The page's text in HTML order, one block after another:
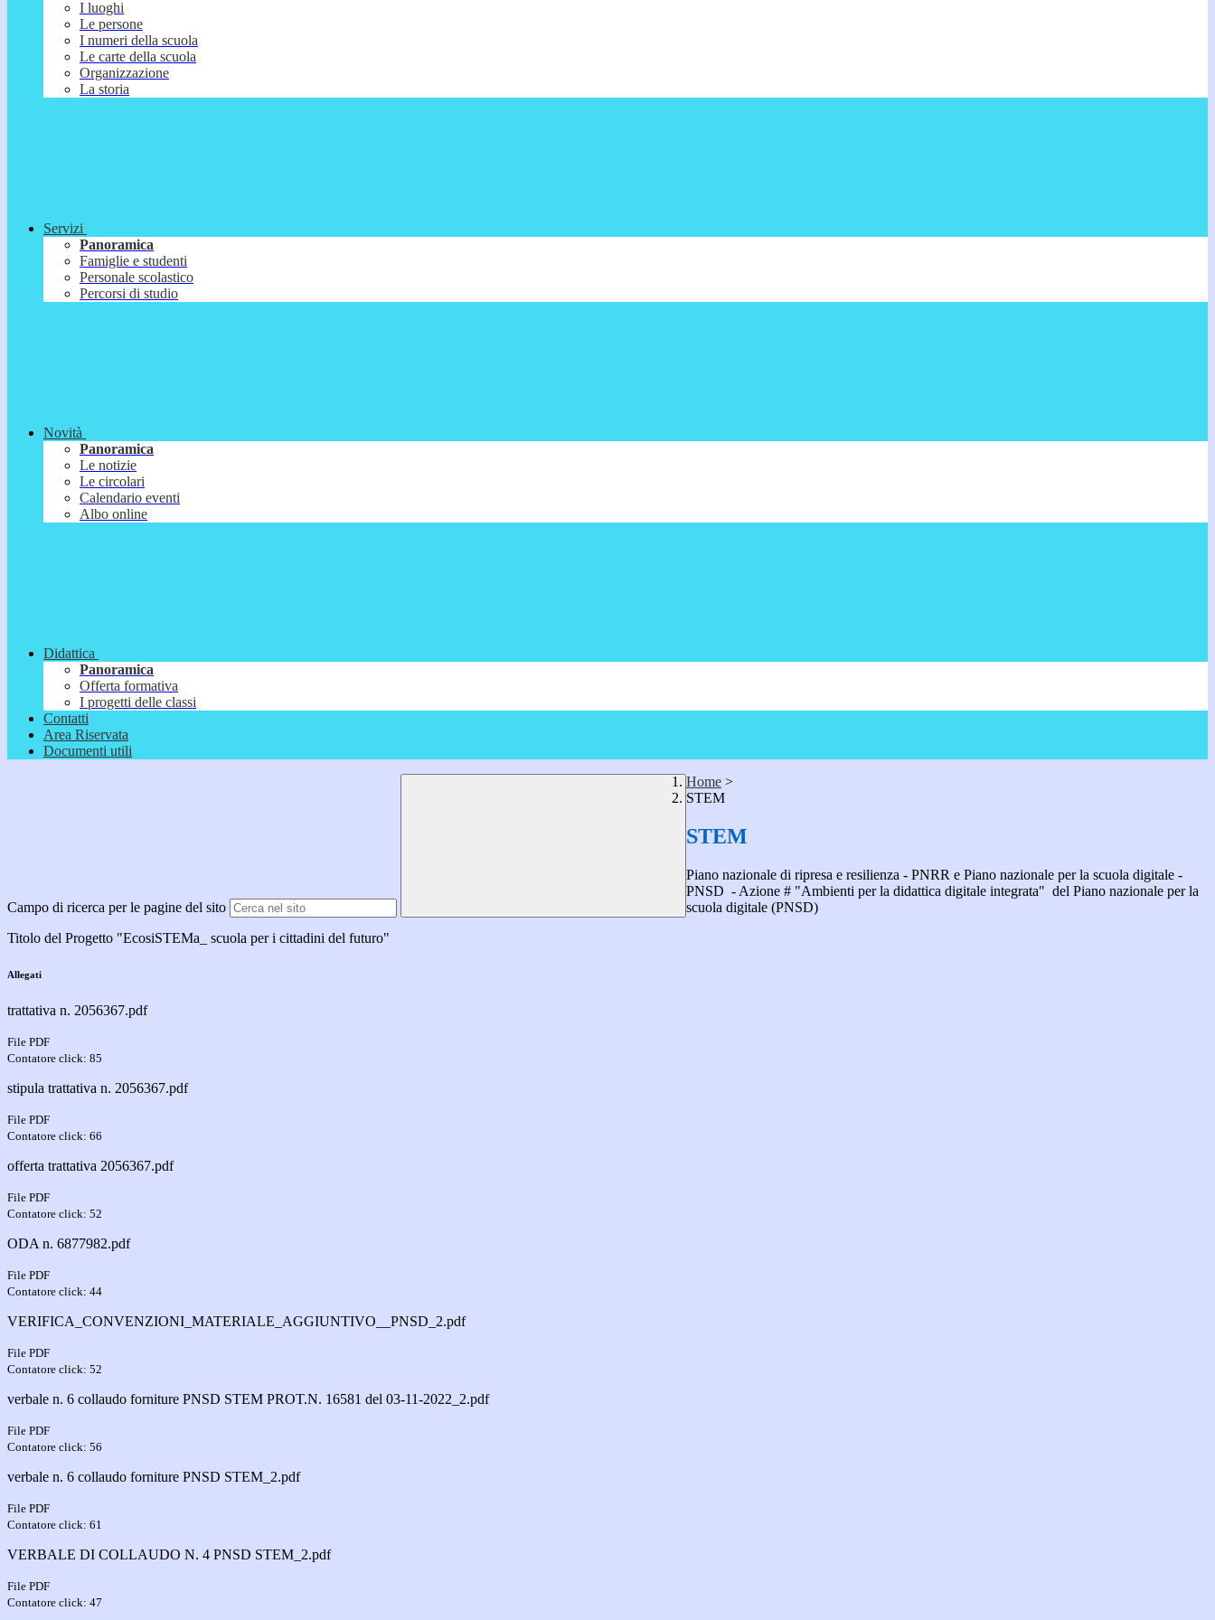
I luoghi
Le persone
I numeri della scuola
Le carte della scuola
Organizzazione
La storia
Servizi
Panoramica
Famiglie e studenti
Personale scolastico
Percorsi di studio
Novità
Panoramica
Le notizie
Le circolari
Calendario eventi
Albo online
Didattica
Panoramica
Offerta formativa
I progetti delle classi
Contatti
Area Riservata
Documenti utili
Campo di ricerca per le pagine del sito
Home >
STEM
STEM
Piano nazionale di ripresa e resilienza - PNRR e Piano nazionale per la scuola digitale -
PNSD - Azione # "Ambienti per la didattica digitale integrata" del Piano nazionale per la
scuola digitale (PNSD)
Titolo del Progetto "EcosiSTEMa_ scuola per i cittadini del futuro"
Allegati
trattativa n. 2056367.pdf
File PDF
Contatore click: 85
stipula trattativa n. 2056367.pdf
File PDF
Contatore click: 66
offerta trattativa 2056367.pdf
File PDF
Contatore click: 52
ODA n. 6877982.pdf
File PDF
Contatore click: 44
VERIFICA_CONVENZIONI_MATERIALE_AGGIUNTIVO__PNSD_2.pdf
File PDF
Contatore click: 52
verbale n. 6 collaudo forniture PNSD STEM PROT.N. 16581 del 03-11-2022_2.pdf
File PDF
Contatore click: 56
verbale n. 6 collaudo forniture PNSD STEM_2.pdf
File PDF
Contatore click: 61
VERBALE DI COLLAUDO N. 4 PNSD STEM_2.pdf
File PDF
Contatore click: 47